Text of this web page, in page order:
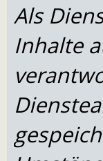
Als
Inhalte